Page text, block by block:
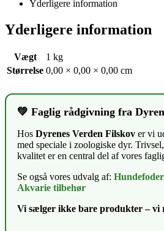
Yderligere information
Yderligere information
Vægt
1 kg
Størrelse 0,00 × 0,00 × 0,00 cm
💚 Faglig rådgivning fra
Hos Dyrenes Verden Filskov er vi
med speciale i zoologiske dyr.
kvalitet er en central del af vores
Se også vores udvalg af: Hundefoder
Akvarie tilbehør
Vi sælger ikke bare produkter – vi